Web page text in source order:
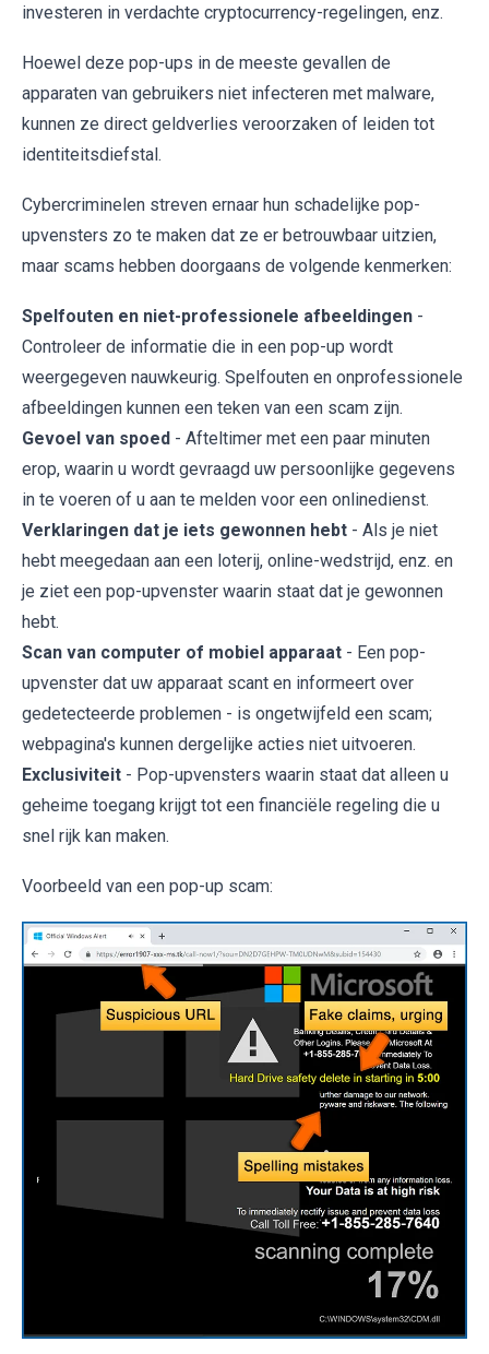
investeren in verdachte cryptocurrency-regelingen, enz.
Hoewel deze pop-ups in de meeste gevallen de
apparaten van gebruikers niet infecteren met malware,
kunnen ze direct geldverlies veroorzaken of leiden tot
identiteitsdiefstal.
Cybercriminelen streven ernaar hun schadelijke pop-
upvensters zo te maken dat ze er betrouwbaar uitzien,
maar scams hebben doorgaans de volgende kenmerken:
Spelfouten en niet-professionele afbeeldingen -
Controleer de informatie die in een pop-up wordt
weergegeven nauwkeurig. Spelfouten en onprofessionele
afbeeldingen kunnen een teken van een scam zijn.
Gevoel van spoed - Afteltimer met een paar minuten
erop, waarin u wordt gevraagd uw persoonlijke gegevens
in te voeren of u aan te melden voor een onlinedienst.
Verklaringen dat je iets gewonnen hebt - Als je niet
hebt meegedaan aan een loterij, online-wedstrijd, enz. en
je ziet een pop-upvenster waarin staat dat je gewonnen
hebt.
Scan van computer of mobiel apparaat - Een pop-
upvenster dat uw apparaat scant en informeert over
gedetecteerde problemen - is ongetwijfeld een scam;
webpagina's kunnen dergelijke acties niet uitvoeren.
Exclusiviteit - Pop-upvensters waarin staat dat alleen u
geheime toegang krijgt tot een financiële regeling die u
snel rijk kan maken.
Voorbeeld van een pop-up scam: